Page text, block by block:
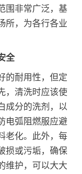
围非常广泛，基
所，为各行各业
全
的耐用性，但定
，清洗时应该使
成分的洗剂，以
电弧阻燃服应避
老化。此外，每
损或污垢，确保
维护，可以大大